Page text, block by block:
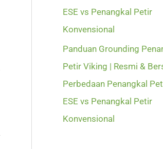
ESE vs Penangkal Petir
Konvensional
Panduan Grounding
Petir Viking | Resmi &
Perbedaan Penangkal
ESE vs Penangkal Petir
Konvensional